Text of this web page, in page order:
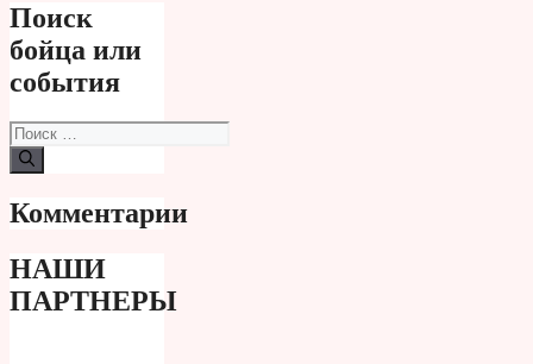
Поиск
бойца или
события
Поиск:
Комментарии
НАШИ
ПАРТНЕРЫ